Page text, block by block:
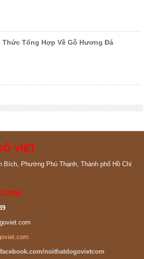
Thức Tổng Hợp Về Gỗ Hương Đá
VIỆT
Bích, Phường Phú Thạnh, Thành phố Hồ Chí
noithatdogovietcom